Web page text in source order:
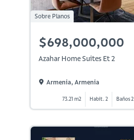
Sobre Planos
$698,000,000
Azahar Home Suites Et 2
Armenia, Armenia
73.21 m2 Habit. 2 Baños 2